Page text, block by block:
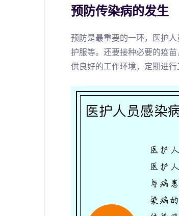
预防传染病的发生
预防是最重要的一环，医护
护服等。还要接种必要的疫
供良好的工作环境，定期进